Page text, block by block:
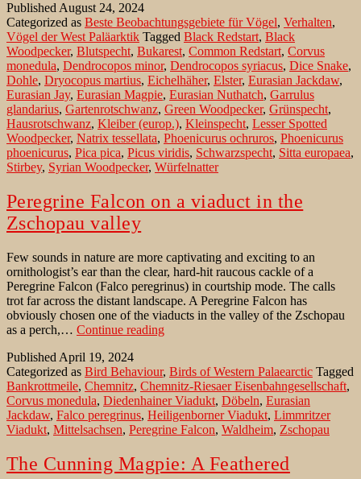
Würfelnatter
als
Beute
Published August 24, 2024
Categorized as Beste Beobachtungsgebiete für Vögel, Verhalten,
Vögel der West Paläarktik Tagged Black Redstart, Black
Woodpecker, Blutspecht, Bukarest, Common Redstart, Corvus
monedula, Dendrocopos minor, Dendrocopos syriacus, Dice Snake,
Dohle, Dryocopus martius, Eichelhäher, Elster, Eurasian Jackdaw,
Eurasian Jay, Eurasian Magpie, Eurasian Nuthatch, Garrulus
glandarius, Gartenrotschwanz, Green Woodpecker, Grünspecht,
Hausrotschwanz, Kleiber (europ.), Kleinspecht, Lesser Spotted
Woodpecker, Natrix tessellata, Phoenicurus ochruros, Phoenicurus
phoenicurus, Pica pica, Picus viridis, Schwarzspecht, Sitta europaea,
Stirbey, Syrian Woodpecker, Würfelnatter
Peregrine Falcon on a viaduct in the
Zschopau valley
Few sounds in nature are more captivating and exciting to an
ornithologist’s ear than the clear, hard-hit raucous cackle of a
Peregrine Falcon (Falco peregrinus) in courtship mode. The calls
trot far across the distant landscape. A Peregrine Falcon has
obviously chosen one of the viaducts in the valley of the Zschopau
as a perch,… Continue readingPeregrine
a
viaduct
in
the
Zschopau
Published April 19, 2024
Categorized as Bird Behaviour, Birds of Western Palaearctic Tagged
Bankrottmeile, Chemnitz, Chemnitz-Riesaer Eisenbahngesellschaft,
Corvus monedula, Diedenhainer Viadukt, Döbeln, Eurasian
Jackdaw, Falco peregrinus, Heiligenborner Viadukt, Limmritzer
Viadukt, Mittelsachsen, Peregrine Falcon, Waldheim, Zschopau
The Cunning Magpie: A Feathered